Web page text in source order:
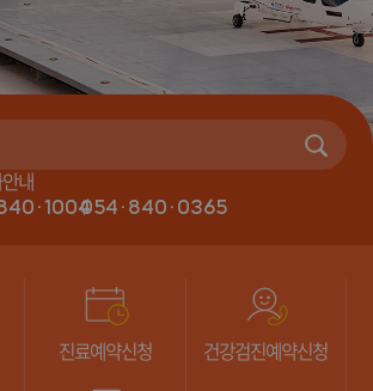
내
/
054·840·0365
진료예약신청 건강검진예약신청